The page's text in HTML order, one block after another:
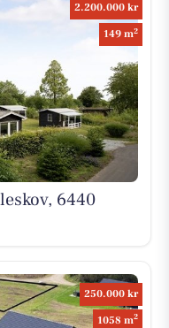
2.200.000 kr
149 m2
6440
250.000 kr
1058 m2